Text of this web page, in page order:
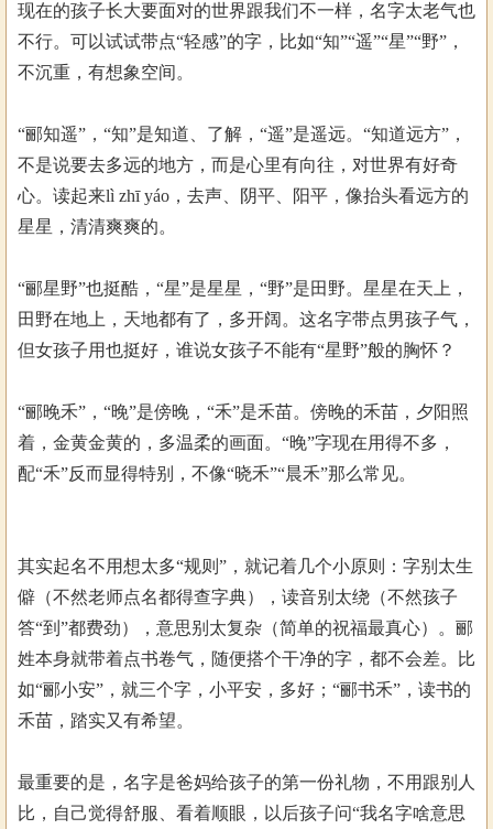
现在的孩子长大要面对的世界跟我们不一样，名字太老气也
不行。可以试试带点“轻感”的字，比如“知”“遥”“星”“野”，
不沉重，有想象空间。
“郦知遥”，“知”是知道、了解，“遥”是遥远。“知道远方”，
不是说要去多远的地方，而是心里有向往，对世界有好奇
心。读起来lì zhī yáo，去声、阴平、阳平，像抬头看远方的
星星，清清爽爽的。
“郦星野”也挺酷，“星”是星星，“野”是田野。星星在天上，
田野在地上，天地都有了，多开阔。这名字带点男孩子气，
但女孩子用也挺好，谁说女孩子不能有“星野”般的胸怀？
“郦晚禾”，“晚”是傍晚，“禾”是禾苗。傍晚的禾苗，夕阳照
着，金黄金黄的，多温柔的画面。“晚”字现在用得不多，
配“禾”反而显得特别，不像“晓禾”“晨禾”那么常见。
其实起名不用想太多“规则”，就记着几个小原则：字别太生
僻（不然老师点名都得查字典），读音别太绕（不然孩子
答“到”都费劲），意思别太复杂（简单的祝福最真心）。郦
姓本身就带着点书卷气，随便搭个干净的字，都不会差。比
如“郦小安”，就三个字，小平安，多好；“郦书禾”，读书的
禾苗，踏实又有希望。
最重要的是，名字是爸妈给孩子的第一份礼物，不用跟别人
比，自己觉得舒服、看着顺眼，以后孩子问“我名字啥意思